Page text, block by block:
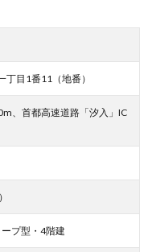
目1番11（地番）
、首都高速道路「汐入」IC
ープ型・4階建